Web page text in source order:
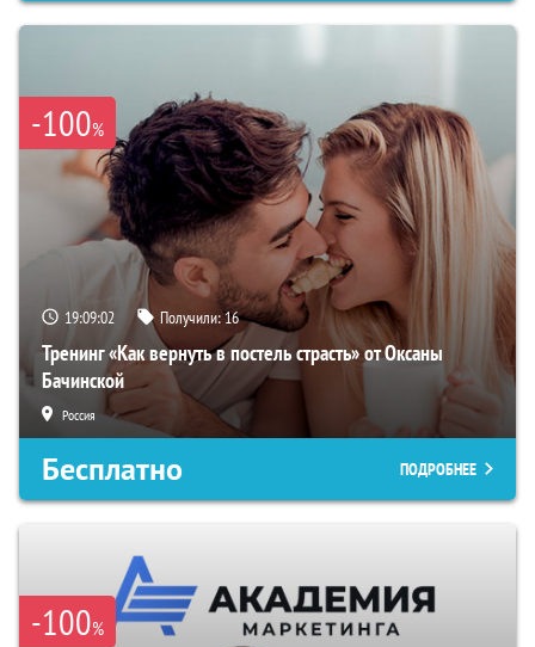
-100%
19:09:01 Получили:16
Тренинг «Как вернуть в постель страсть» от Оксаны
Бачинской
Россия
Бесплатно ПОДРОБНЕЕ
-100%